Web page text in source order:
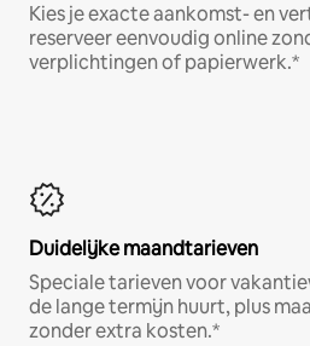
Kies je exacte aankomst- en
reserveer eenvoudig online
verplichtingen of papierwerk.*
Duidelijke maandtarieven
Speciale tarieven voor
de lange termijn huurt, plus
zonder extra kosten.*